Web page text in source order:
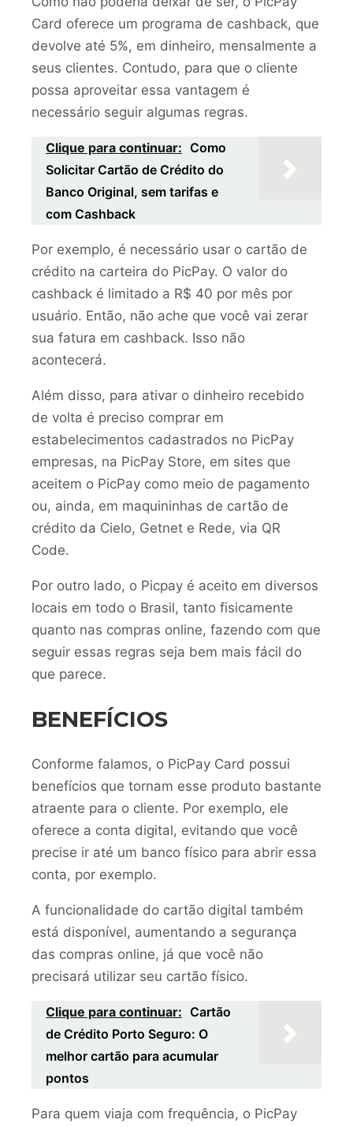
Card oferece um programa de cashback, que
devolve até 5%, em dinheiro, mensalmente a
seus clientes. Contudo, para que o cliente
possa aproveitar essa vantagem é
necessário seguir algumas regras.
Clique para continuar: Como
Solicitar Cartão de Crédito do
Banco Original, sem tarifas e
com Cashback
Por exemplo, é necessário usar o cartão de
crédito na carteira do PicPay. O valor do
cashback é limitado a R$ 40 por mês por
usuário. Então, não ache que você vai zerar
sua fatura em cashback. Isso não
acontecerá.
Além disso, para ativar o dinheiro recebido
de volta é preciso comprar em
estabelecimentos cadastrados no PicPay
empresas, na PicPay Store, em sites que
aceitem o PicPay como meio de pagamento
ou, ainda, em maquininhas de cartão de
crédito da Cielo, Getnet e Rede, via QR
Code.
Por outro lado, o Picpay é aceito em diversos
locais em todo o Brasil, tanto fisicamente
quanto nas compras online, fazendo com que
seguir essas regras seja bem mais fácil do
que parece.
BENEFÍCIOS
Conforme falamos, o PicPay Card possui
benefícios que tornam esse produto bastante
atraente para o cliente. Por exemplo, ele
oferece a conta digital, evitando que você
precise ir até um banco físico para abrir essa
conta, por exemplo.
A funcionalidade do cartão digital também
está disponível, aumentando a segurança
das compras online, já que você não
precisará utilizar seu cartão físico.
Clique para continuar: Cartão
de Crédito Porto Seguro: O
melhor cartão para acumular
pontos
Para quem viaja com frequência, o PicPay